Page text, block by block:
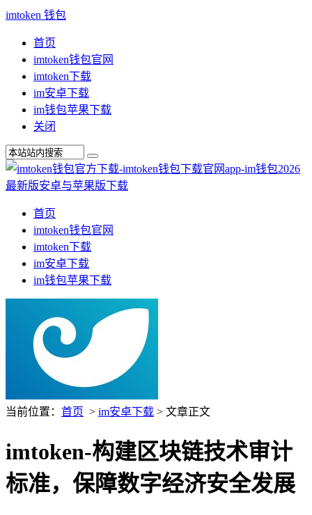
imtoken 钱包
首页
imtoken钱包官网
imtoken下载
im安卓下载
im钱包苹果下载
关闭
首页
imtoken钱包官网
imtoken下载
im安卓下载
im钱包苹果下载
当前位置： 首页 > im安卓下载 > 文章正文
imtoken-构建区块链技术审计
标准，保障数字经济安全发展